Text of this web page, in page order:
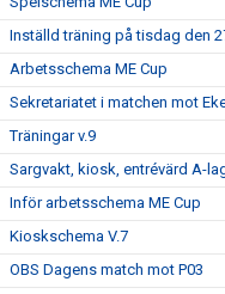
Inställd träning på tisdag den
Arbetsschema ME Cup
Sekretariatet i matchen mot
Träningar v.9
Sargvakt, kiosk, entrévärd A-
Inför arbetsschema ME Cup
Kioskschema V.7
OBS Dagens match mot P03